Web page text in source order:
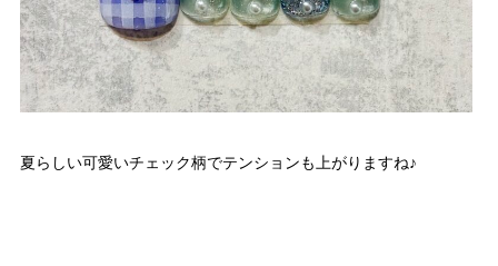
夏らしい可愛いチェック柄でテンションも上がりますね♪